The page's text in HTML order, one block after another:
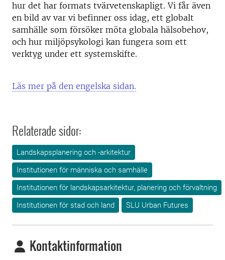
hur det har formats tvärvetenskapligt. Vi får även
en bild av var vi befinner oss idag, ett globalt
samhälle som försöker möta globala hälsobehov,
och hur miljöpsykologi kan fungera som ett
verktyg under ett systemskifte.
Läs mer på den engelska sidan.
Relaterade sidor:
Landskapsplanering och -arkitektur
Institutionen för människa och samhälle
Institutionen för landskapsarkitektur, planering och förvaltning
Institutionen för stad och land
SLU Urban Futures
Kontaktinformation